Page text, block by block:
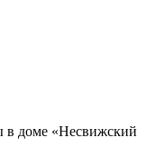
в доме «Несвижский